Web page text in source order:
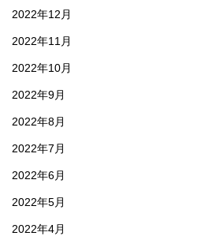
2022年12月
2022年11月
2022年10月
2022年9月
2022年8月
2022年7月
2022年6月
2022年5月
2022年4月